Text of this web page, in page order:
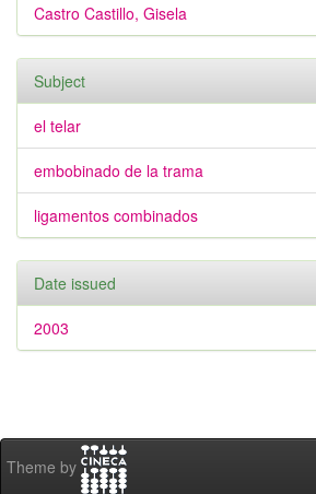
Castro Castillo, Gisela
Subject
el telar
embobinado de la trama
ligamentos combinados
Date issued
2003
Theme by